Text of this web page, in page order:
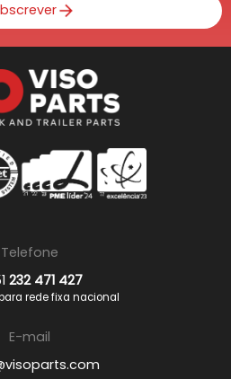
Telefone
232 471 427
rede fixa nacional
E-mail